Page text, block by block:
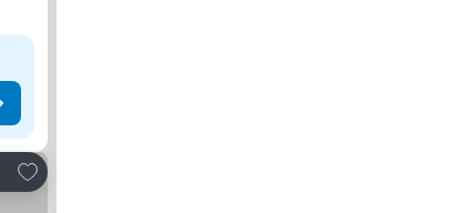
Adicionar aos favoritos